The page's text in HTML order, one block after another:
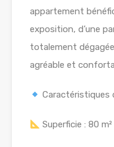
appartement
exposition, d’une
totalement
agréable et
Caractéristiques
Superficie : 80 m²